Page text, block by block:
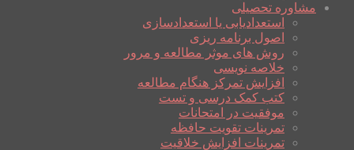
مشاوره تحصیلی
استعدادیابی یا استعدادسازی
اصول برنامه ریزی
روش های موثر مطالعه و مرور
خلاصه نویسی
افزایش تمرکز هنگام مطالعه
کتب کمک درسی و تست
موفقیت در امتحانات
تمرینات تقویت حافظه
تمرینات افزایش خلاقیت